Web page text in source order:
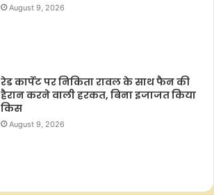
August 9, 2026
रेड कार्पेट पर निकिता रावल के साथ फैन की
हैरान करने वाली हरकत, बिना इजाजत किया
किस
August 9, 2026